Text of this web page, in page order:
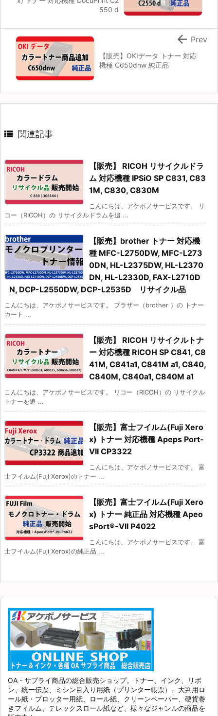
550 d
【販売】OKIデータ トナー 対応
機種 C650dnw 純正品
 Prev
 関連記事
【販売】 RICOH リサイクルドラ
ム 対応機種 IPSiO SP C831, C83
1M, C830, C830M
こんにちは、アケボノサービスです。 リ
コー（RICOH）の リサイクルドラムを追 ...
【販売】brother トナー 対応機
種 MFC-L2750DW, MFC-L273
0DN, HL-L2375DW, HL-L2370
DN, HL-L2330D, FAX-L2710D
N, DCP-L2550DW, DCP-L2535D リサイクル品
こんにちは、アケボノサービスです。 ブラザー（brother ）の トナー
カート ...
【販売】 RICOH リサイクルトナ
ー 対応機種 RICOH SP C841, C8
41M, C841a1, C841M a1, C840,
C840M, C840a1, C840M a1
こんにちは、アケボノサービスです。 リコー（RICOH）の リサイクル
トナーを追 ...
【販売】富士フイルム(Fuji Xero
x) トナー 対応機種 Apeps Port-
VII CP3322
こんにちは、アケボノサービスです。 富
士フイルム(Fuji Xerox)のトナー ...
【販売】富士フイルム(Fuji Xero
x) トナー 純正品 対応機種 Apeo
sPort®-VII P4022
こんにちは、アケボノサービスです。 富
士フイルム(Fuji Xerox)の純正品 ...
OA・サプライ商品の総合販売ショップ。トナー、インク、リボ
ン、統一伝票、ミシン目入り用紙（プリンター帳票）、大判用ロ
ール紙・プロッター用紙、ロール紙、クリーンペーパー、硬貨巻
きフィルム、テレックスロール紙など、様々なジャンルの商品を